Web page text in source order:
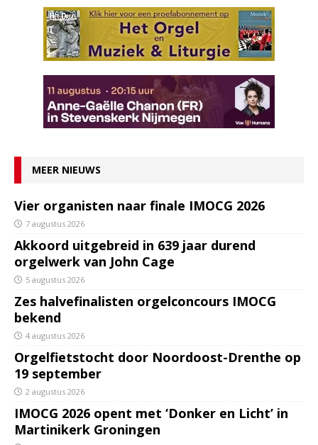
MEER NIEUWS
Vier organisten naar finale IMOCG 2026
7 augustus 2026
Akkoord uitgebreid in 639 jaar durend
orgelwerk van John Cage
5 augustus 2026
Zes halvefinalisten orgelconcours IMOCG
bekend
4 augustus 2026
Orgelfietstocht door Noordoost-Drenthe op
19 september
2 augustus 2026
IMOCG 2026 opent met ‘Donker en Licht’ in
Martinikerk Groningen